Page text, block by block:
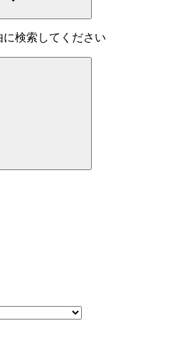
検索してください